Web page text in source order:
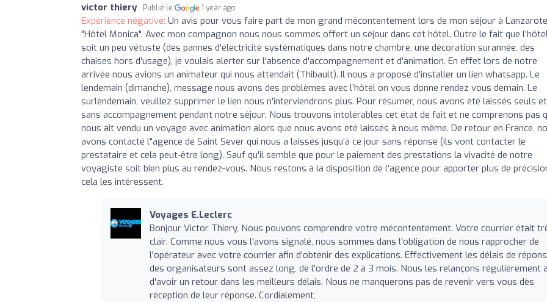
victor thiery Publié le 1 year ago
Expérience négative: Un avis pour vous faire part de mon grand mécontentement lors de mon séjour à Lanzarote
"Hôtel Monica". Avec mon compagnon nous nous sommes offert un séjour dans cet hôtel. Outre le fait que
soit un peu vétuste (des pannes d'électricité systématiques dans notre chambre, une décoration surannée, des
chaises hors d'usage), je voulais alerter sur l'absence d'accompagnement et d'animation. En effet lors de notre
arrivée nous avions un animateur qui nous attendait (Thibault). Il nous a proposé d'installer un lien whatsapp. Le
lendemain (dimanche), message nous avons des problèmes avec l’hôtel on vous donne rendez vous demain. Le
surlendemain, veuillez supprimer le lien nous n'interviendrons plus. Pour résumer, nous avons été laissés seuls et
sans accompagnement pendant notre séjour. Nous trouvons intolérables cet état de fait et ne comprenons pas
nous ait vendu un voyage avec animation alors que nous avons été laissés à nous même. De retour en France,
avons contacté l"agence de Saint Sever qui nous a laissés jusqu'à ce jour sans réponse (ils vont contacter le
prestataire et cela peut-être long). Sauf qu'il semble que pour le paiement des prestations la vivacité de notre
voyagiste soit bien plus au rendez-vous. Nous restons à la disposition de l'agence pour apporter plus de
cela les intéressent.
Voyages E.Leclerc
Bonjour Victor Thiery, Nous pouvons comprendre votre mécontentement. Votre courrier était
clair. Comme nous vous l'avons signalé, nous sommes dans l'obligation de nous rapprocher de
l'opérateur avec votre courrier afin d'obtenir des explications. Effectivement les délais de
des organisateurs sont assez long, de l'ordre de 2 à 3 mois. Nous les relançons régulièrement
d'avoir un retour dans les meilleurs délais. Nous ne manquerons pas de revenir vers vous dès
réception de leur réponse. Cordialement,